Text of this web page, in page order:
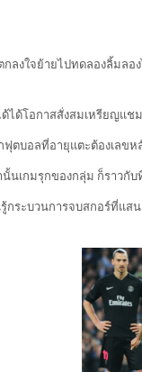
กลงใจย้ายไปทดลองลิ้
ด้ได้โอกาสสั่งสมเหรียญ
ตบอลที่อายุแตะต้องเลข
นเกมรุกของกลุ่ม ก็ราว
กระบวนการจบสกอร์ที่